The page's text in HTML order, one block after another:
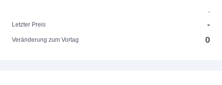
-
Letzter Preis
-
Veränderung zum Vortag 0